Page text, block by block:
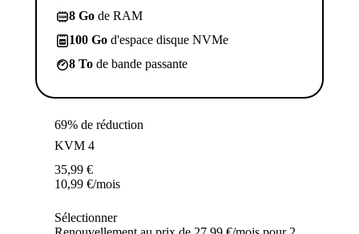
8 Go de RAM
100 Go d'espace disque NVMe
8 To de bande passante
69% de réduction
KVM 4
35,99 €
10,99 €/mois
Sélectionner